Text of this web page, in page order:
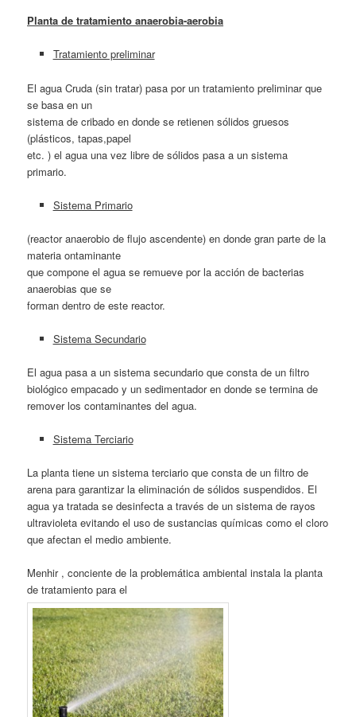
Planta de tratamiento anaerobia-aerobia
Tratamiento preliminar
El agua Cruda (sin tratar) pasa por un tratamiento preliminar que
se basa en un
sistema de cribado en donde se retienen sólidos gruesos
(plásticos, tapas,papel
etc. ) el agua una vez libre de sólidos pasa a un sistema
primario.
Sistema Primario
(reactor anaerobio de flujo ascendente) en donde gran parte de la
materia ontaminante
que compone el agua se remueve por la acción de bacterias
anaerobias que se
forman dentro de este reactor.
Sistema Secundario
El agua pasa a un sistema secundario que consta de un filtro
biológico empacado y un sedimentador en donde se termina de
remover los contaminantes del agua.
Sistema Terciario
La planta tiene un sistema terciario que consta de un filtro de
arena para garantizar la eliminación de sólidos suspendidos. El
agua ya tratada se desinfecta a través de un sistema de rayos
ultravioleta evitando el uso de sustancias químicas como el cloro
que afectan el medio ambiente.
Menhir , conciente de la problemática ambiental instala la planta
de tratamiento para el